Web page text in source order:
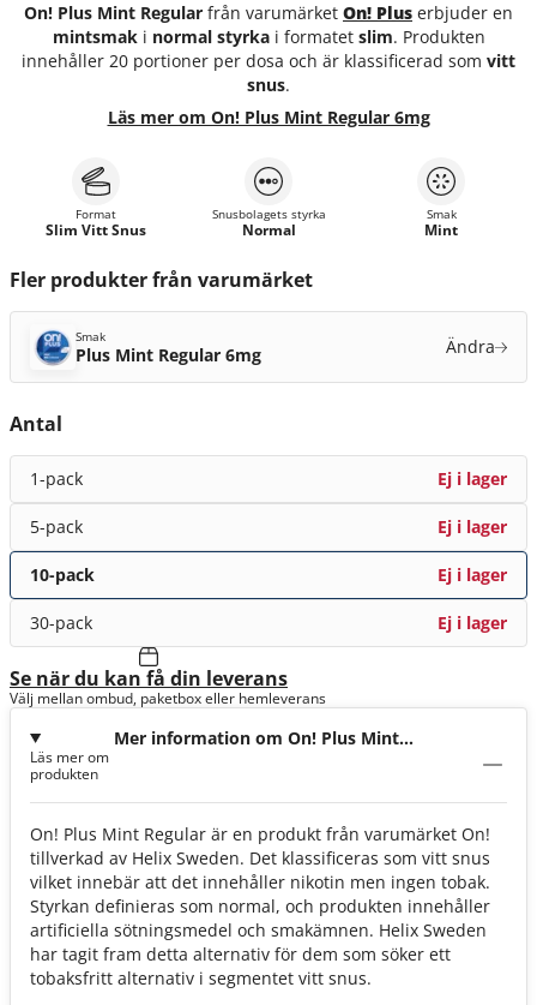
On! Plus Mint Regular från varumärket On! Plus erbjuder en
mintsmaki normal styrkai formatet slim. Produkten
innehåller 20 portioner per dosa och är klassificerad som vitt
snus.
Läs mer om On! Plus Mint Regular 6mg
Format
Slim Vitt Snus
Snusbolagets styrka
Normal
Smak
Mint
Fler produkter från varumärket
Smak
Plus Mint Regular 6mg Ändra
Antal
1-pack Ej i lager
5-pack Ej i lager
10-pack Ej i lager
30-pack Ej i lager
Se när du kan få din leverans
Välj mellan ombud, paketbox eller hemleverans
Mer information om On! Plus Mint
Läs mer om
produkten
On! Plus Mint Regular är en produkt från varumärket On!
tillverkad av Helix Sweden. Det klassificeras som vitt snus
vilket innebär att det innehåller nikotin men ingen tobak.
Styrkan definieras som normal, och produkten innehåller
artificiella sötningsmedel och smakämnen. Helix Sweden
har tagit fram detta alternativ för dem som söker ett
tobaksfritt alternativ i segmentet vitt snus.